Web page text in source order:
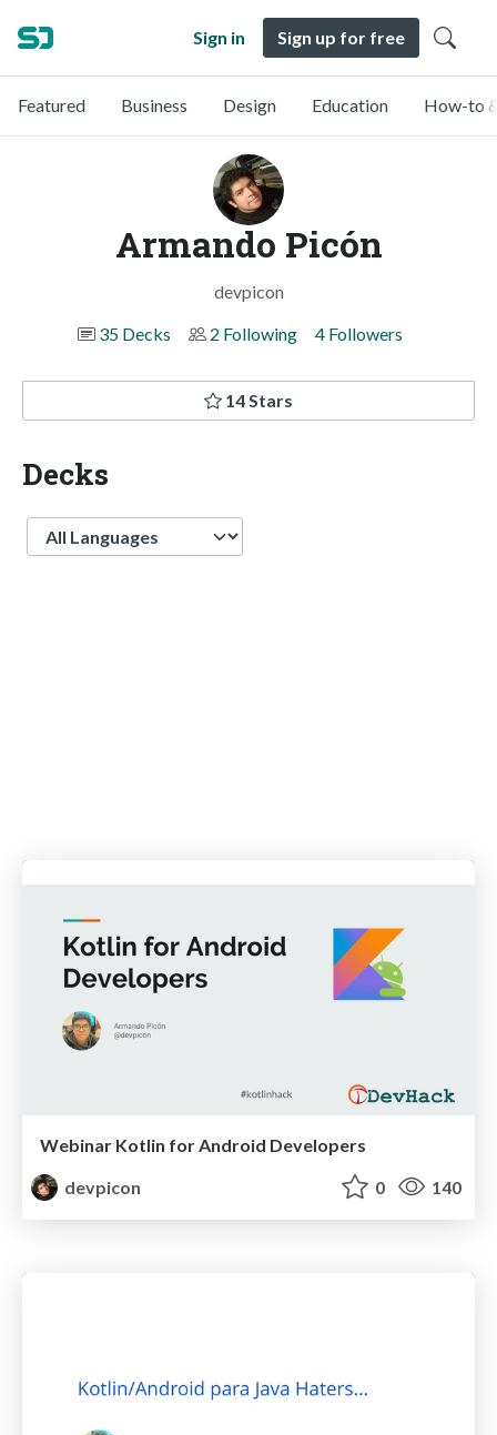
Sign in Sign up for free
Featured Business Design Education How-to
Armando Picón
devpicon
35 Decks
2 Following 4 Followers
14 Stars
Decks
Language
Webinar Kotlin for Android Developers
devpicon
0 140